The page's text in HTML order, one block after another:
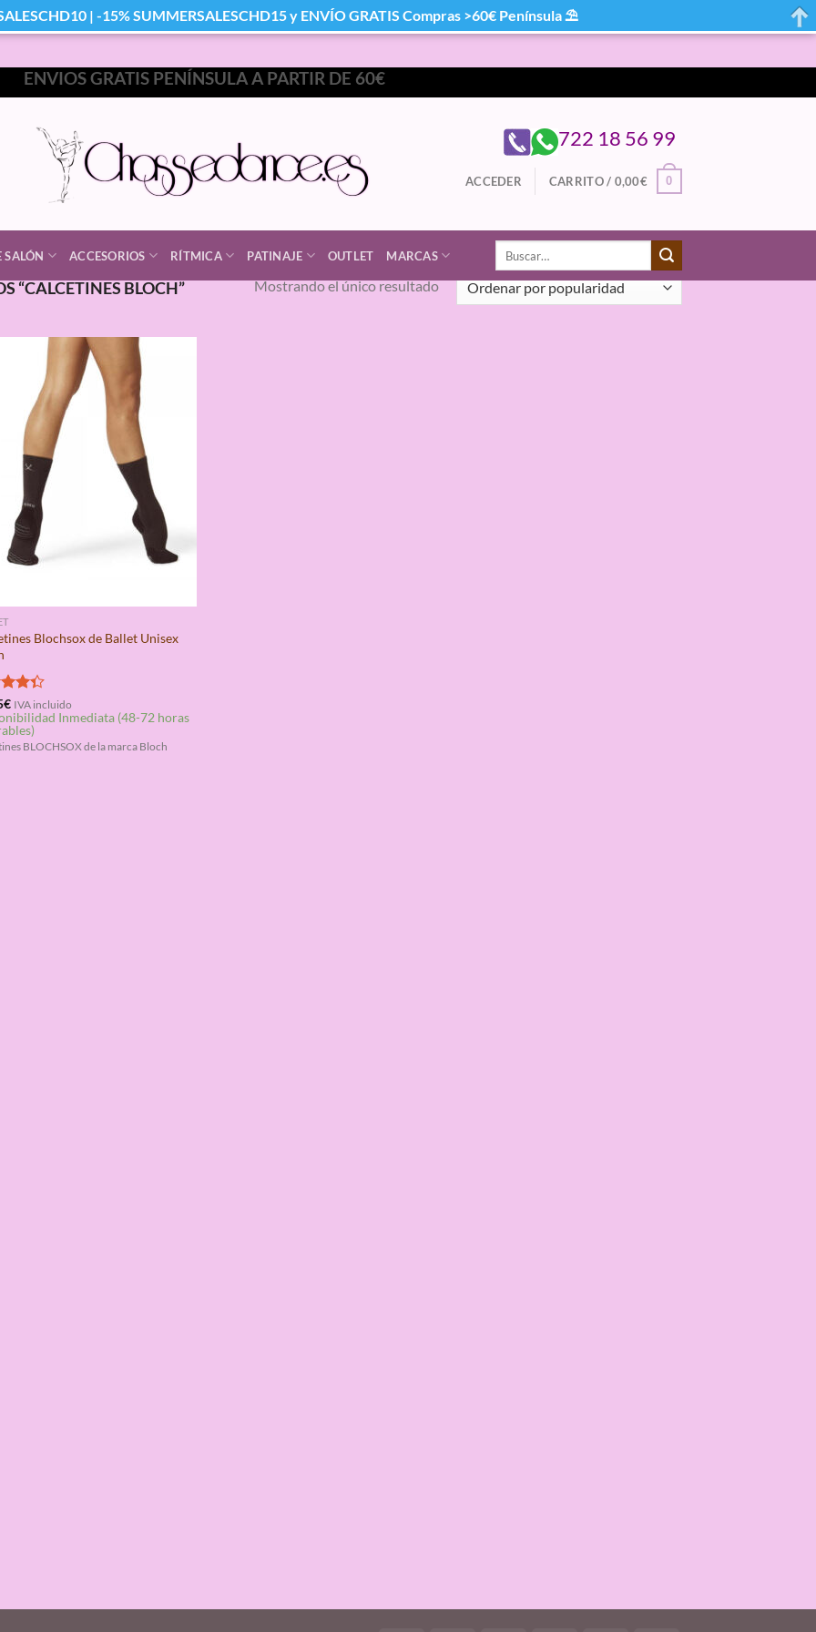
ENVIOS GRATIS PENÍNSULA A PARTIR DE 60€
722 18 56 99
ACCEDER CARRITO / 0,00€ 0
SALÓN ACCESORIOS RÍTMICA PATINAJE OUTLET MARCAS
Buscar
“CALCETINES BLOCH” Mostrando el único resultado
Blochsox de Ballet Unisex
4.33
€ IVA incluido
Inmediata (48-72 horas
BLOCHSOX de la marca Bloch
| -15% SUMMERSALESCHD15 y ENVÍO GRATIS Compras >60€ Península ⛱